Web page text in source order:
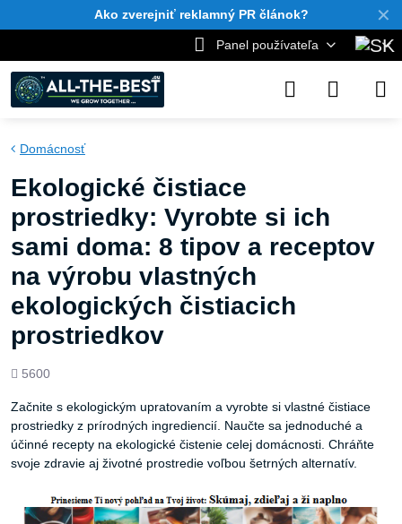
✕
Ako zverejniť reklamný PR článok?
Panel používateľa
Domácnosť
Ekologické čistiace
prostriedky: Vyrobte si ich
sami doma: 8 tipov a receptov
na výrobu vlastných
ekologických čistiacich
prostriedkov
Počet
5600
Začnite s ekologickým upratovaním a vyrobte si vlastné čistiace
prostriedky z prírodných ingrediencií. Naučte sa jednoduché a
účinné recepty na ekologické čistenie celej domácnosti. Chráňte
svoje zdravie aj životné prostredie voľbou šetrných alternatív.